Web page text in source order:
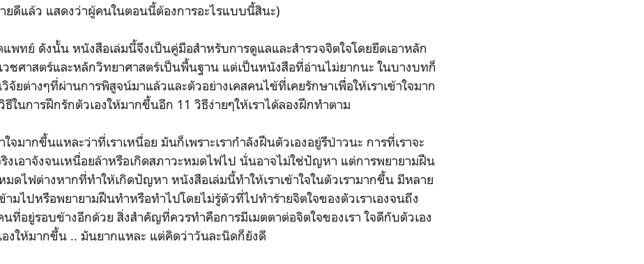
ยดีแล้ว แสดงว่าผู้คนในตอนนี้ต้องการอะไรแบบนี้สินะ)
พทย์ ดังนั้น หนังสือเล่มนี้จึงเป็นคู่มือสำหรับการดูแลและสำรวจจิตใจโดยยึดเอาหลัก
ชศาสตร์และหลักวิทยาศาสตร์เป็นพื้นฐาน แต่เป็นหนังสือที่อ่านไม่ยากนะ ในบางบทก็
จัยต่างๆที่ผ่านการพิสูจน์มาแล้วและตัวอย่างเคสคนไข้ที่เคยรักษาเพื่อให้เราเข้าใจมาก
ในการฝึกรักตัวเองให้มากขึ้นอีก 11 วิธีง่ายๆให้เราได้ลองฝึกทำตาม
จมากขึ้นแหละว่าที่เราเหนื่อย มันก็เพราะเรากำลังฝืนตัวเองอยู่รึป่าวนะ การที่เราจะ
ริงเอาจังจนเหนื่อยล้าหรือเกิดสภาวะหมดไฟไป นั่นอาจไม่ใช่ปัญหา แต่การพยายามฝืน
มดไฟต่างหากที่ทำให้เกิดปัญหา หนังสือเล่มนี้ทำให้เราเข้าใจในตัวเรามากขึ้น มีหลาย
ามไปหรือพยายามฝืนทำหรือทำไปโดยไม่รู้ตัวที่ไปทำร้ายจิตใจของตัวเราเองจนถึง
นที่อยู่รอบข้างอีกด้วย สิ่งสำคัญที่ควรทำคือการมีเมตตาต่อจิตใจของเรา ใจดีกับตัวเอง
งให้มากขึ้น .. มันยากแหละ แต่คิดว่าวันละนิดก็ยังดี